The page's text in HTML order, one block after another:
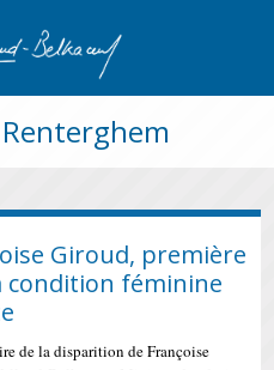
Giroud, première
condition féminine
de la disparition de Françoise